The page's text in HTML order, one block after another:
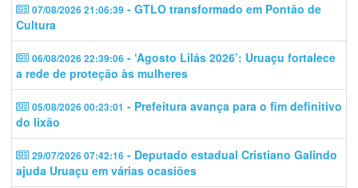
07/08/2026 21:06:39 - GTLO transformado em Pontão de
Cultura
06/08/2026 22:39:06 - ‘Agosto Lilás 2026’: Uruaçu fortalece
a rede de proteção às mulheres
05/08/2026 00:23:01 - Prefeitura avança para o fim definitivo
do lixão
29/07/2026 07:42:16 - Deputado estadual Cristiano Galindo
ajuda Uruaçu em várias ocasiões